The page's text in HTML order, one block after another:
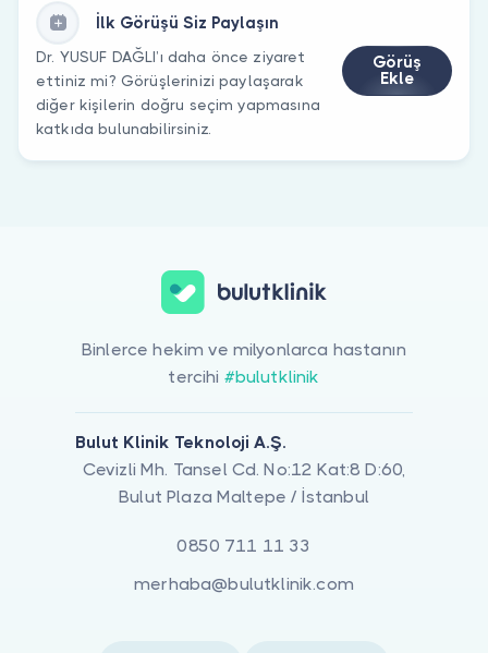
İlk Görüşü Siz Paylaşın
Dr. YUSUF DAĞLI’ı daha önce ziyaret
ettiniz mi? Görüşlerinizi paylaşarak
diğer kişilerin doğru seçim yapmasına
katkıda bulunabilirsiniz.
Görüş
Ekle
Binlerce hekim ve milyonlarca hastanın
tercihi #bulutklinik
Bulut Klinik Teknoloji A.Ş.
Cevizli Mh. Tansel Cd. No:12 Kat:8 D:60,
Bulut Plaza Maltepe / İstanbul
0850 711 11 33
merhaba@bulutklinik.com